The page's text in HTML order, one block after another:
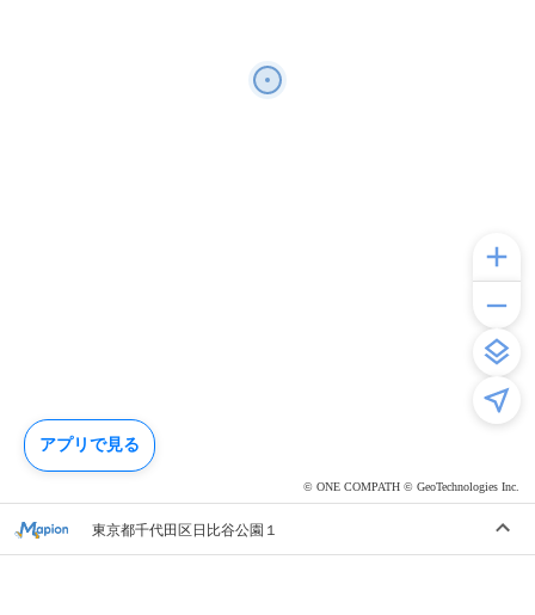
© ONE COMPATH © GeoTechnologies Inc.
東京都千代田区日比谷公園１
アプリで見る